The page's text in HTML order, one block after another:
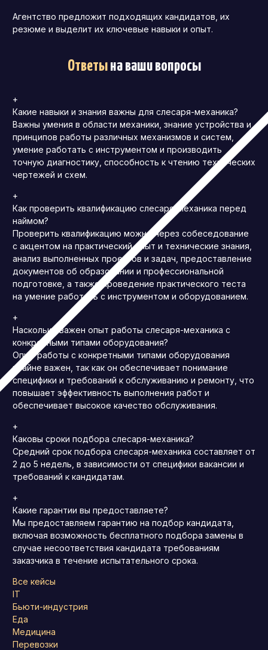
Агентство предложит подходящих кандидатов, их
резюме и выделит их ключевые навыки и опыт.
Ответына ваши вопросы
+
Какие навыки и знания важны для слесаря-механика?
Важны умения в области механики, знание устройства и
принципов работы различных механизмов и систем,
умение работать с инструментом и производить
точную диагностику, способность к чтению технических
чертежей и схем.
+
Как проверить квалификацию слесаря-механика перед
наймом?
Проверить квалификацию можно через собеседование
с акцентом на практический опыт и технические знания,
анализ выполненных проектов и задач, предоставление
документов об образовании и профессиональной
подготовке, а также проведение практического теста
на умение работать с инструментом и оборудованием.
+
Насколько важен опыт работы слесаря-механика с
конкретными типами оборудования?
Опыт работы с конкретными типами оборудования
крайне важен, так как он обеспечивает понимание
специфики и требований к обслуживанию и ремонту, что
повышает эффективность выполнения работ и
обеспечивает высокое качество обслуживания.
+
Каковы сроки подбора слесаря-механика?
Средний срок подбора слесаря-механика составляет от
2 до 5 недель, в зависимости от специфики вакансии и
требований к кандидатам.
+
Какие гарантии вы предоставляете?
Мы предоставляем гарантию на подбор кандидата,
включая возможность бесплатного подбора замены в
случае несоответствия кандидата требованиям
заказчика в течение испытательного срока.
Все кейсы
IT
Бьюти-индустрия
Еда
Медицина
Перевозки